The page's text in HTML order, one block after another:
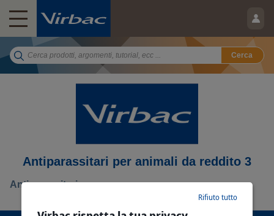
Cerca
Antiparassitari per animali da reddito 3
Antiparassitario
Rifiuto tutto